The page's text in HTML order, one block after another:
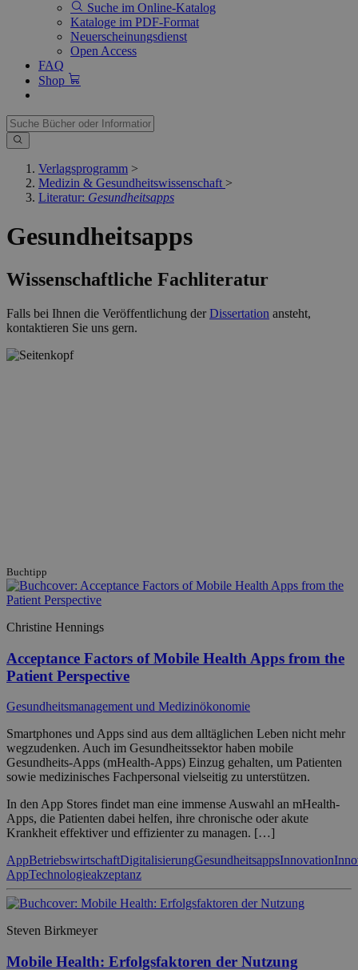
Suche im Online-Katalog
Kataloge im PDF-Format
Neuerscheinungsdienst
Open Access
FAQ
Shop
Verlagsprogramm >
Medizin & Gesundheitswissenschaft >
Literatur: Gesundheitsapps
Gesundheitsapps
Wissenschaftliche Fachliteratur
Falls bei Ihnen die Veröffentlichung derDissertation ansteht,
kontaktieren Sie uns gern.
Buchtipp
Christine Hennings
Acceptance Factors of Mobile Health Apps from the
Patient Perspective
Gesundheitsmanagement und Medizinökonomie
Smartphones und Apps sind aus dem alltäglichen Leben nicht mehr
wegzudenken. Auch im Gesundheitssektor haben mobile
Gesundheits-Apps (mHealth-Apps) Einzug gehalten, um Patienten
sowie medizinisches Fachpersonal vielseitig zu unterstützen.
In den App Stores findet man eine immense Auswahl an mHealth-
Apps, die Patienten dabei helfen, ihre chronische oder akute
Krankheit effektiver und effizienter zu managen. […]
AppBetriebswirtschaftDigitalisierungGesundheitsappsInnovation
AppTechnologieakzeptanz
Steven Birkmeyer
Mobile Health: Erfolgsfaktoren der Nutzung